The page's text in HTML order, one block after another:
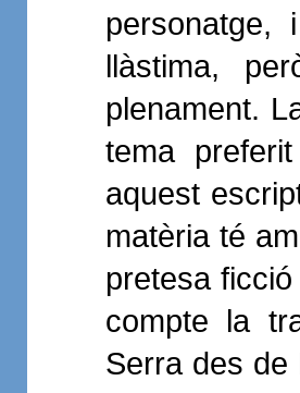
llàstima,
plenament.
tema
aquest
matèria té
pretesa
compte la
Serra des de